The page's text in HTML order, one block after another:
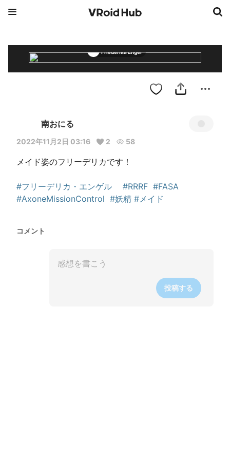
Friederika Engel
南おにる
2022年11月2日 03:16 2 58
メイド姿のフリーデリカです！
#フリーデリカ・エンゲル #RRRF #FASA
#AxoneMissionControl #妖精 #メイド
コメント
投稿する